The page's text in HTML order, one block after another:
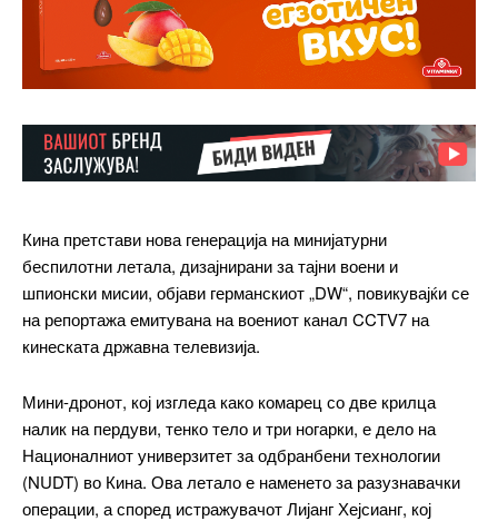
Кина претстави нова генерација на минијатурни
беспилотни летала, дизајнирани за тајни воени и
шпионски мисии, објави германскиот „DW“, повикувајќи се
на репортажа емитувана на воениот канал CCTV7 на
кинеската државна телевизија.
Мини-дронот, кој изгледа како комарец со две крилца
налик на пердуви, тенко тело и три ногарки, е дело на
Националниот универзитет за одбранбени технологии
(NUDT) во Кина. Ова летало е наменето за разузнавачки
операции, а според истражувачот Лијанг Хејсианг, кој